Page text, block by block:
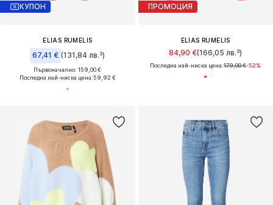
КУПОН
ELIAS RUMELIS
67,41 € (131,84 лв.³)
Първоначално: 159,00 €
Последна най-ниска цена:59,92 €
ПРОМОЦИЯ
ELIAS RUMELIS
84,90 €(166,05 лв.³)
Последна най-ниска цена:179,00 €-52%